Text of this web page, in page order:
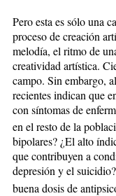
Pero esta es sólo una
proceso de creación
melodía, el ritmo de
creatividad artística.
campo. Sin embargo,
recientes indican que
con síntomas de
en el resto de la
bipolares? ¿El alto
que contribuyen a
depresión y el
buena dosis de